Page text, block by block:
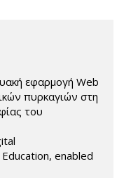
εφαρμογή Web
πυρκαγιών στη
του
enabled